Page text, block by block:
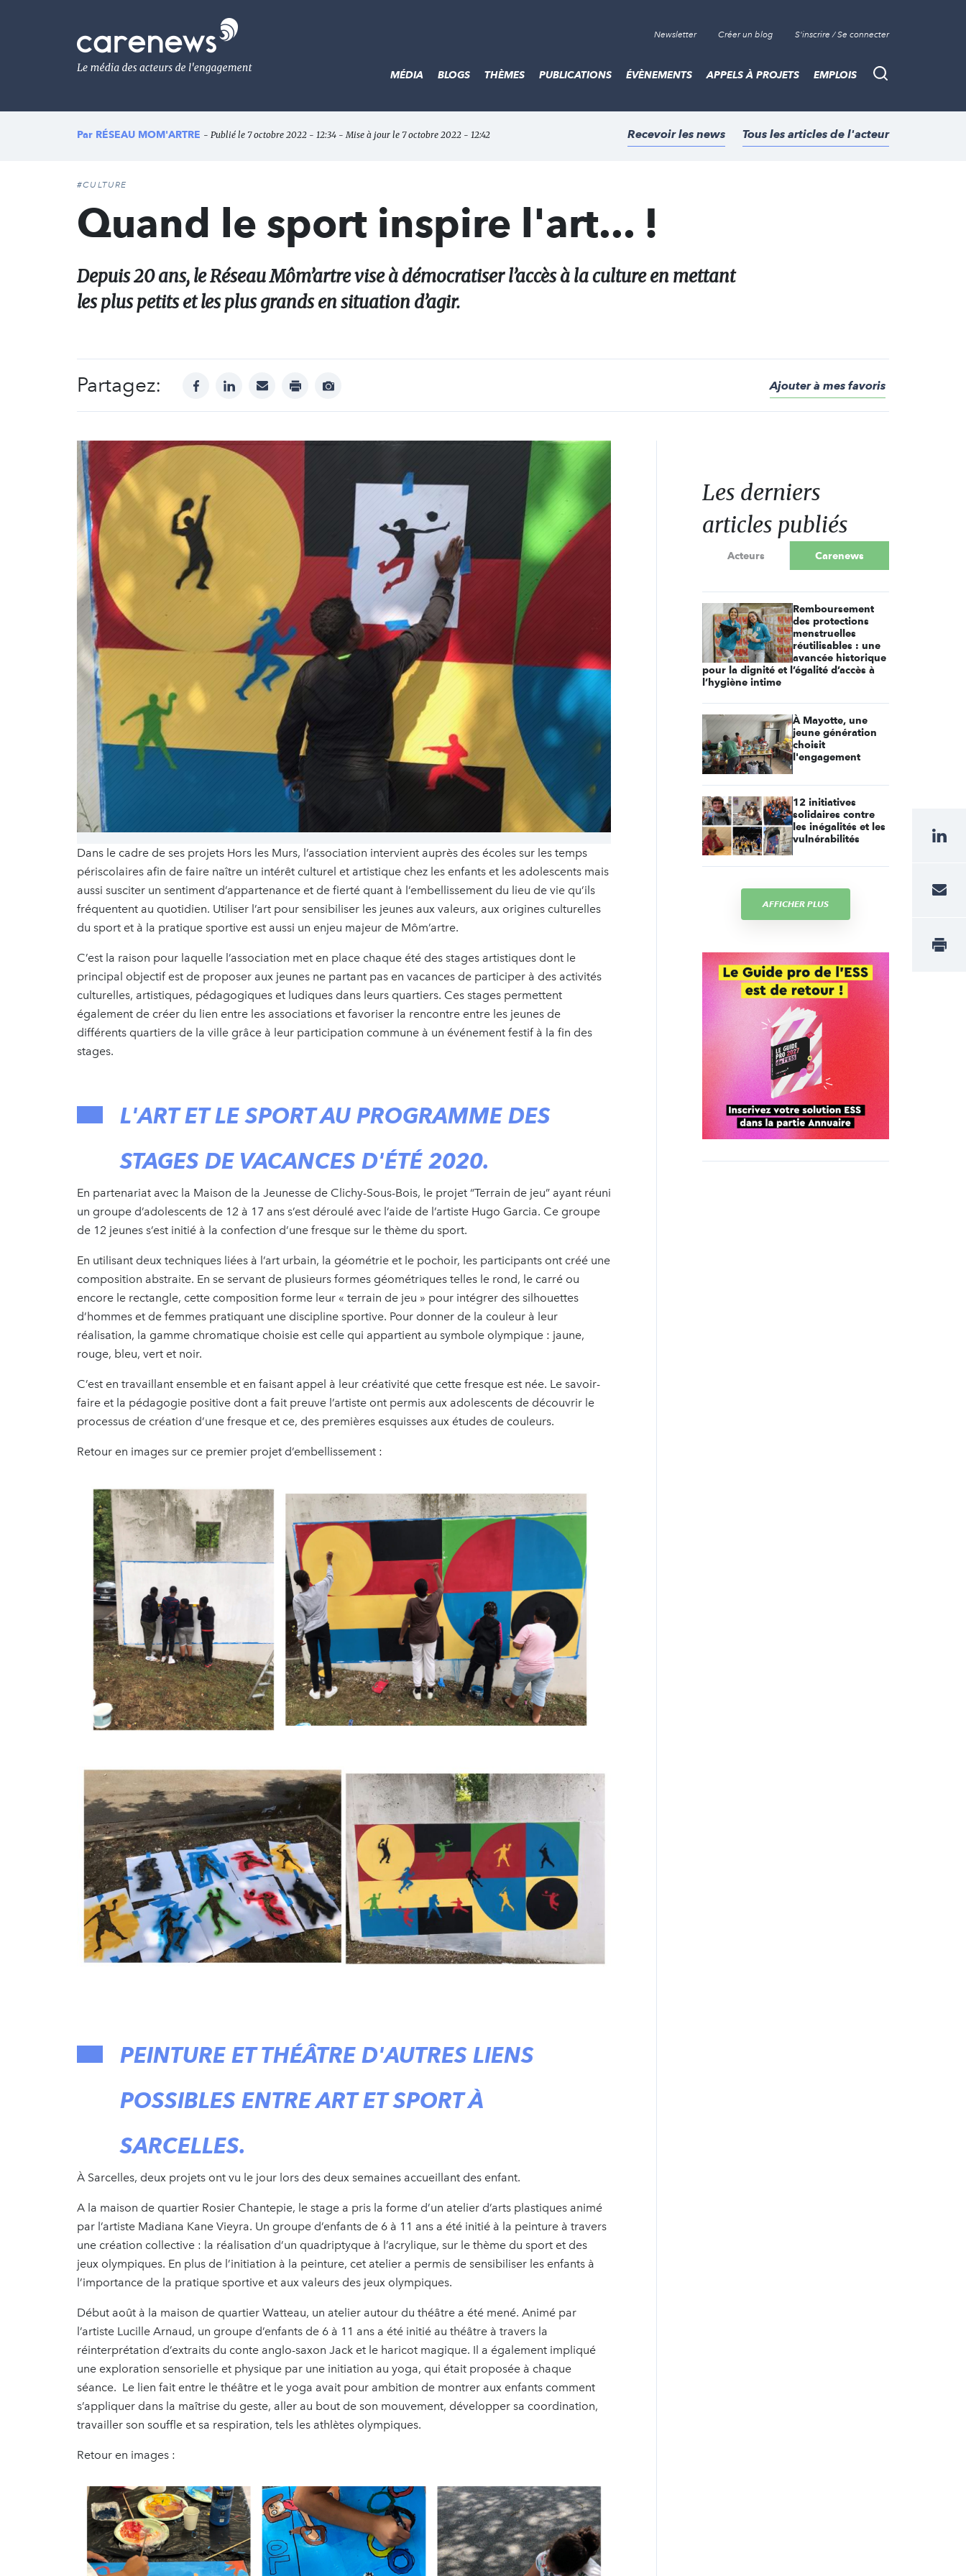
Le
média
de
l'engagement
Newsletter Créer un blog S'inscrire / Se connecter
Recherche
MÉDIA BLOGS THÈMES PUBLICATIONS ÉVÈNEMENTS APPELS À PROJETS EMPLOIS
Par RÉSEAU MOM'ARTRE - Publié le 7 octobre 2022 - 12:34 - Mise à jour le 7 octobre 2022 - 12:42 Recevoir les news Tous les articles de l'acteur
#CULTURE
Quand le sport inspire l'art... !
Depuis 20 ans, le Réseau Môm’artre vise à démocratiser l’accès à la culture en mettant
les plus petits et les plus grands en situation d’agir.
Partagez: facebooklinkedinmail print
Afficher
Ajouter à mes favoris
Dans le cadre de ses projets Hors les Murs, l’association intervient auprès des écoles sur les temps
périscolaires afin de faire naître un intérêt culturel et artistique chez les enfants et les adolescents mais
aussi susciter un sentiment d’appartenance et de fierté quant à l’embellissement du lieu de vie qu’ils
fréquentent au quotidien. Utiliser l’art pour sensibiliser les jeunes aux valeurs, aux origines culturelles
du sport et à la pratique sportive est aussi un enjeu majeur de Môm’artre.
C’est la raison pour laquelle l’association met en place chaque été des stages artistiques dont le
principal objectif est de proposer aux jeunes ne partant pas en vacances de participer à des activités
culturelles, artistiques, pédagogiques et ludiques dans leurs quartiers. Ces stages permettent
également de créer du lien entre les associations et favoriser la rencontre entre les jeunes de
différents quartiers de la ville grâce à leur participation commune à un événement festif à la fin des
stages.
L'ART ET LE SPORT AU PROGRAMME DES
STAGES DE VACANCES D'ÉTÉ 2020.
En partenariat avec la Maison de la Jeunesse de Clichy-Sous-Bois, le projet “Terrain de jeu” ayant réuni
un groupe d’adolescents de 12 à 17 ans s’est déroulé avec l’aide de l’artiste Hugo Garcia. Ce groupe
de 12 jeunes s’est initié à la confection d’une fresque sur le thème du sport.
En utilisant deux techniques liées à l’art urbain, la géométrie et le pochoir, les participants ont créé une
composition abstraite. En se servant de plusieurs formes géométriques telles le rond, le carré ou
encore le rectangle, cette composition forme leur « terrain de jeu » pour intégrer des silhouettes
d’hommes et de femmes pratiquant une discipline sportive. Pour donner de la couleur à leur
réalisation, la gamme chromatique choisie est celle qui appartient au symbole olympique : jaune,
rouge, bleu, vert et noir.
C’est en travaillant ensemble et en faisant appel à leur créativité que cette fresque est née. Le savoir-
faire et la pédagogie positive dont a fait preuve l’artiste ont permis aux adolescents de découvrir le
processus de création d’une fresque et ce, des premières esquisses aux études de couleurs.
Retour en images sur ce premier projet d’embellissement :
PEINTURE ET THÉÂTRE D'AUTRES LIENS
POSSIBLES ENTRE ART ET SPORT À
SARCELLES.
À Sarcelles, deux projets ont vu le jour lors des deux semaines accueillant des enfant.
A la maison de quartier Rosier Chantepie, le stage a pris la forme d’un atelier d’arts plastiques animé
par l’artiste Madiana Kane Vieyra. Un groupe d’enfants de 6 à 11 ans a été initié à la peinture à travers
une création collective : la réalisation d’un quadriptyque à l’acrylique, sur le thème du sport et des
jeux olympiques. En plus de l’initiation à la peinture, cet atelier a permis de sensibiliser les enfants à
l’importance de la pratique sportive et aux valeurs des jeux olympiques.
Début août à la maison de quartier Watteau, un atelier autour du théâtre a été mené. Animé par
l’artiste Lucille Arnaud, un groupe d’enfants de 6 à 11 ans a été initié au théâtre à travers la
réinterprétation d’extraits du conte anglo-saxon Jack et le haricot magique. Il a également impliqué
une exploration sensorielle et physique par une initiation au yoga, qui était proposée à chaque
séance. Le lien fait entre le théâtre et le yoga avait pour ambition de montrer aux enfants comment
s’appliquer dans la maîtrise du geste, aller au bout de son mouvement, développer sa coordination,
travailler son souffle et sa respiration, tels les athlètes olympiques.
Retour en images :
Les derniers
articles publiés
Acteurs Carenews
Remboursement
des protections
menstruelles
réutilisables : une
avancée historique
pour la dignité et l’égalité d’accès à
l’hygiène intime
À Mayotte, une
jeune génération
choisit
l'engagement
12 initiatives
solidaires contre
les inégalités et les
vulnérabilités
AFFICHER PLUS